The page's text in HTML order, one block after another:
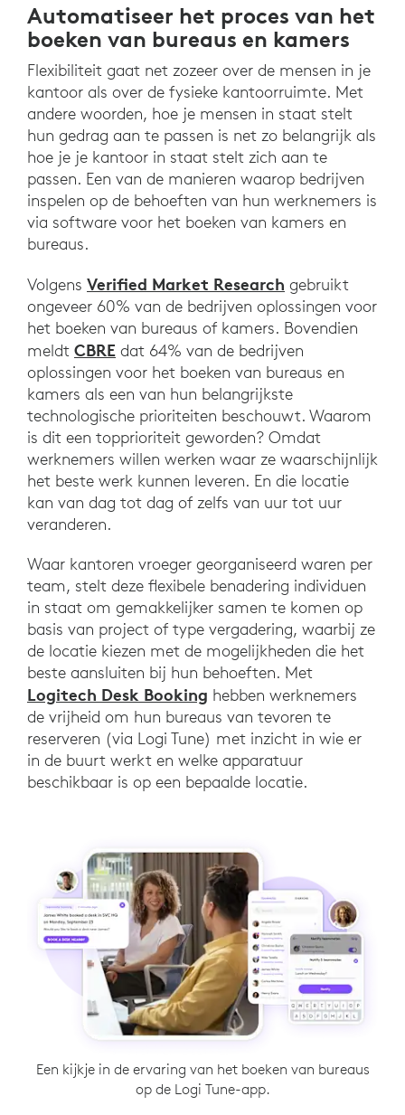
Automatiseer het proces van het
boeken van bureaus en kamers
Flexibiliteit gaat net zozeer over de mensen in je
kantoor als over de fysieke kantoorruimte. Met
andere woorden, hoe je mensen in staat stelt
hun gedrag aan te passen is net zo belangrijk als
hoe je je kantoor in staat stelt zich aan te
passen. Een van de manieren waarop bedrijven
inspelen op de behoeften van hun werknemers is
via software voor het boeken van kamers en
bureaus.
Volgens Verified Market Research gebruikt
ongeveer 60% van de bedrijven oplossingen voor
het boeken van bureaus of kamers. Bovendien
meldt CBRE dat 64% van de bedrijven
oplossingen voor het boeken van bureaus en
kamers als een van hun belangrijkste
technologische prioriteiten beschouwt. Waarom
is dit een topprioriteit geworden? Omdat
werknemers willen werken waar ze waarschijnlijk
het beste werk kunnen leveren. En die locatie
kan van dag tot dag of zelfs van uur tot uur
veranderen.
Waar kantoren vroeger georganiseerd waren per
team, stelt deze flexibele benadering individuen
in staat om gemakkelijker samen te komen op
basis van project of type vergadering, waarbij ze
de locatie kiezen met de mogelijkheden die het
beste aansluiten bij hun behoeften. Met
Logitech Desk Booking hebben werknemers
de vrijheid om hun bureaus van tevoren te
reserveren (via Logi Tune) met inzicht in wie er
in de buurt werkt en welke apparatuur
beschikbaar is op een bepaalde locatie.
Een kijkje in de ervaring van het boeken van bureaus
op de Logi Tune-app.